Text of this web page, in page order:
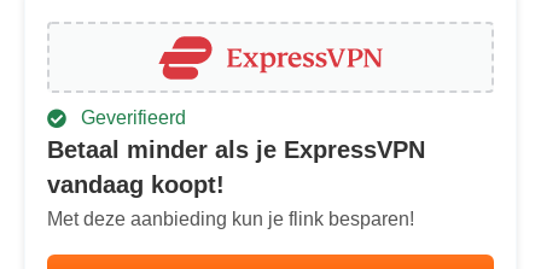
Geverifieerd
Betaal minder als je ExpressVPN
vandaag koopt!
Met deze aanbieding kun je flink besparen!